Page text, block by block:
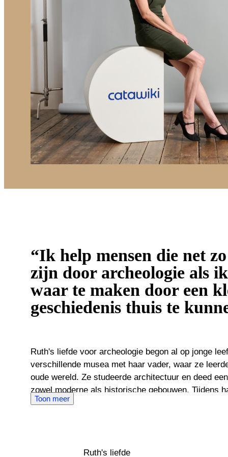
“Ik help mensen die net
zijn door archeologie als
waar te maken door een
geschiedenis thuis te
Ruth's liefde voor archeologie begon al op jonge
verschillende musea met haar vader, waar ze
oude wereld. Ze studeerde architectuur en deed een diepgaande kennis op van
zowel moderne als historische gebouwen. Tijdens
verdiept in oude culturen. Ruth is naar Italië, Griekenland en Egypte gereisd, waar
Ifergan, een beroemde verzamelaar van oude kunst. Als Catawiki-expert geniet
Toon meer
Ruth's liefde